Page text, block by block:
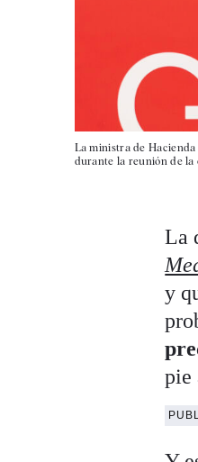
La ministra de
durante la reunión de la
La
y
pie